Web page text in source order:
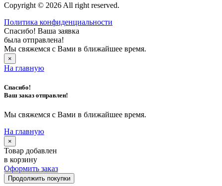
Copyright © 2026 All right reserved.
Политика конфиденциальности
Спасибо! Ваша заявка
была отправлена!
Мы свяжемся с Вами в ближайшее время.
×
На главную
Спасибо!
Ваш заказ отправлен!
Мы свяжемся с Вами в ближайшее время.
На главную
×
Товар добавлен
в корзину
Оформить заказ
Продолжить покупки